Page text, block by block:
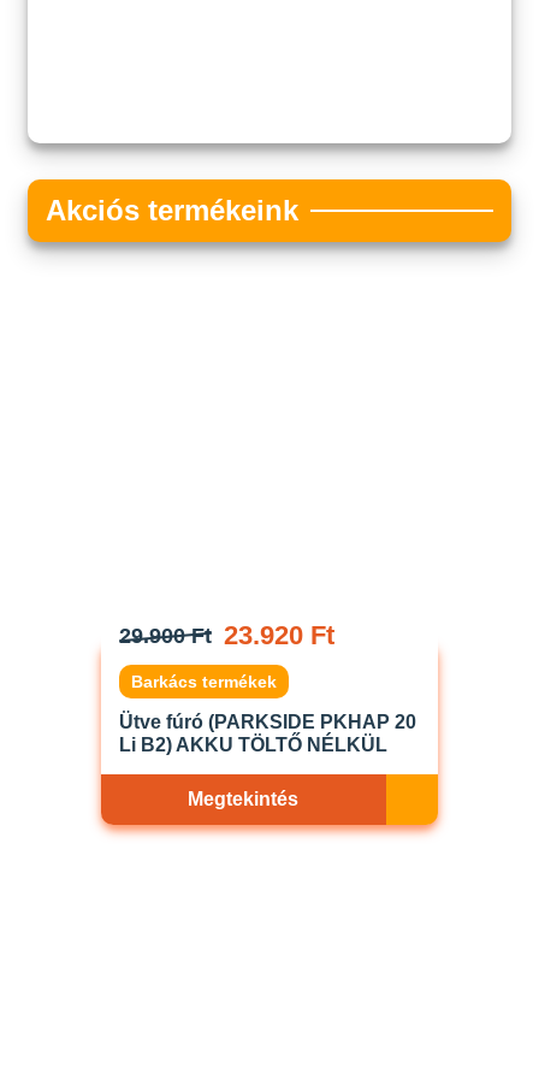
Akciós termékeink
29.900 Ft 23.920 Ft
Barkács termékek
Ütve fúró (PARKSIDE PKHAP 20
Li B2) AKKU TÖLTŐ NÉLKÜL
Megtekintés